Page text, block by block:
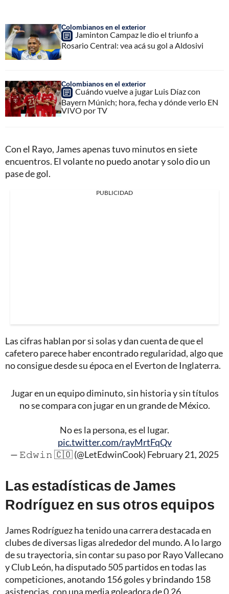
Colombianos en el exterior
Jaminton Campaz le dio el triunfo a
Rosario Central: vea acá su gol a Aldosivi
Colombianos en el exterior
Cuándo vuelve a jugar Luis Díaz con
Bayern Múnich; hora, fecha y dónde verlo EN
VIVO por TV
Con el Rayo, James apenas tuvo minutos en siete
encuentros. El volante no puedo anotar y solo dio un
pase de gol.
PUBLICIDAD
Las cifras hablan por si solas y dan cuenta de que el
cafetero parece haber encontrado regularidad, algo que
no consigue desde su época en el Everton de Inglaterra.
Jugar en un equipo diminuto, sin historia y sin títulos
no se compara con jugar en un grande de México.
No es la persona, es el lugar.
pic.twitter.com/rayMrtFqQv
— 𝙴𝚍𝚠𝚒𝚗 🇨🇴 (@LetEdwinCook) February 21, 2025
Las estadísticas de James
Rodríguez en sus otros equipos
James Rodríguez ha tenido una carrera destacada en
clubes de diversas ligas alrededor del mundo. A lo largo
de su trayectoria, sin contar su paso por Rayo Vallecano
y Club León, ha disputado 505 partidos en todas las
competiciones, anotando 156 goles y brindando 158
asistencias, con una media goleadora de 0.26.